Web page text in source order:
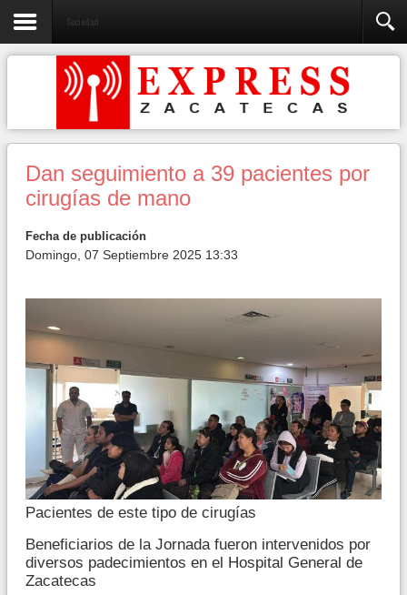
Sociedad
Dan seguimiento a 39 pacientes por
cirugías de mano
Fecha de publicación
Domingo, 07 Septiembre 2025 13:33
Pacientes de este tipo de cirugías
Beneficiarios de la Jornada fueron intervenidos por
diversos padecimientos en el Hospital General de
Zacatecas